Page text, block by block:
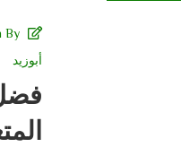
By:
أبوزيد